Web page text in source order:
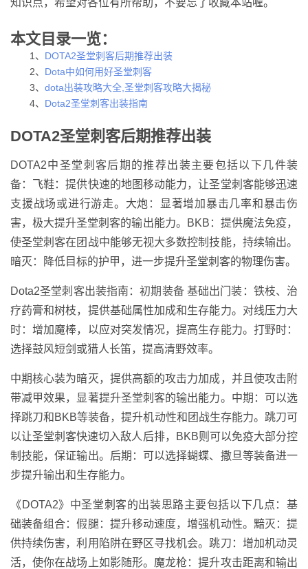
知识点，希望对各位有所帮助，不要忘了收藏本站喔。
本文目录一览：
1、 DOTA2圣堂刺客后期推荐出装
2、 Dota中如何用好圣堂刺客
3、 dota出装攻略大全,圣堂刺客攻略大揭秘
4、 Dota2圣堂刺客出装指南
DOTA2圣堂刺客后期推荐出装
DOTA2中圣堂刺客后期的推荐出装主要包括以下几件装
备：飞鞋：提供快速的地图移动能力，让圣堂刺客能够迅速
支援战场或进行游走。大炮：显著增加暴击几率和暴击伤
害，极大提升圣堂刺客的输出能力。BKB：提供魔法免疫，
使圣堂刺客在团战中能够无视大多数控制技能，持续输出。
暗灭：降低目标的护甲，进一步提升圣堂刺客的物理伤害。
Dota2圣堂刺客出装指南：初期装备 基础出门装：铁枝、治
疗药膏和树枝，提供基础属性加成和生存能力。对线压力大
时：增加魔棒，以应对突发情况，提高生存能力。打野时：
选择鼓风短剑或猎人长笛，提高清野效率。
中期核心装为暗灭，提供高额的攻击力加成，并且使攻击附
带减甲效果，显著提升圣堂刺客的输出能力。中期：可以选
择跳刀和BKB等装备，提升机动性和团战生存能力。跳刀可
以让圣堂刺客快速切入敌人后排，BKB则可以免疫大部分控
制技能，保证输出。后期：可以选择蝴蝶、撒旦等装备进一
步提升输出和生存能力。
《DOTA2》中圣堂刺客的出装思路主要包括以下几点：基
础装备组合：假腿：提升移动速度，增强机动性。黯灭：提
供持续伤害，利用陷阱在野区寻找机会。跳刀：增加机动灵
活，使你在战场上如影随形。魔龙枪：提升攻击距离和输出